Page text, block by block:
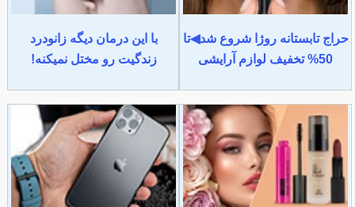
حراج تابستانه روژا شروع شد◀تا
50% تخفیف لوازم آرایشی
با این درمان دیگه زانودرد
زندگیت رو مختل نمیکنه!